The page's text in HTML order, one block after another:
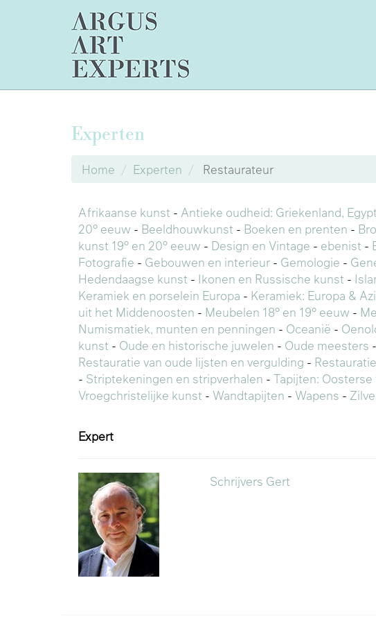
Experten
Home Experten Restaurateur
Afrikaanse kunst - Antieke oudheid: Griekenland,
20° eeuw - Beeldhouwkunst - Boeken en prenten -
kunst 19° en 20° eeuw - Design en Vintage - ebenist -
Fotografie - Gebouwen en interieur - Gemologie -
Hedendaagse kunst - Ikonen en Russische kunst -
Keramiek en porselein Europa - Keramiek: Europa &
uit het Middenoosten - Meubelen 18° en 19° eeuw -
Numismatiek, munten en penningen - Oceanië -
kunst - Oude en historische juwelen - Oude meesters -
Restauratie van oude lijsten en vergulding -
- Striptekeningen en stripverhalen - Tapijten:
Vroegchristelijke kunst - Wandtapijten - Wapens -
Expert
Schrijvers Gert